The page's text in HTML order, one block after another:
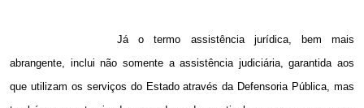
Já o termo assistência jurídica, bem mais
abrangente, inclui não somente a assistência judiciária, garantida aos
que utilizam os serviços do Estado através da Defensoria Pública, mas